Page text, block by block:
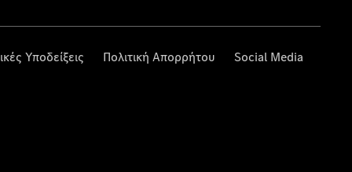
Υποδείξεις Πολιτική Απορρήτου Social Media